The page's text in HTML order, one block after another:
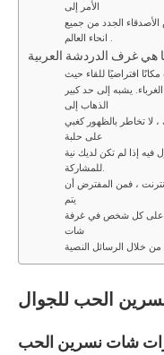
الأمر إلى
الجدد من جميع
انحاء العالم .
هي غرف الدردشة العربية
افتراضيًا للقاء حيث
يشبه إلى حد كبير
الذهاب إلى
، لا تخاطر بالظهور كغبي
على حلبة
فيه إذا لم تكن لديك نية
للمشاركة.
، فمن المفترض أن
يتم
على كل شخص في غرفة
شات
الحب للجوال
شات نسرين الحب